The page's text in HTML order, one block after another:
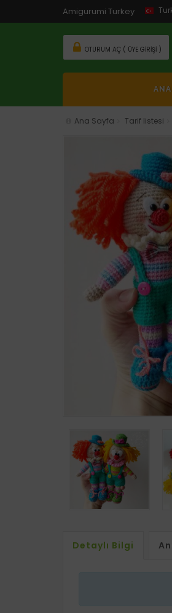
Amigurumi Turkey
OTURUM AÇ ( ÜYE GIRIŞI )
ANA
Ana Sayfa Tarif listesi
Detaylı Bilgi